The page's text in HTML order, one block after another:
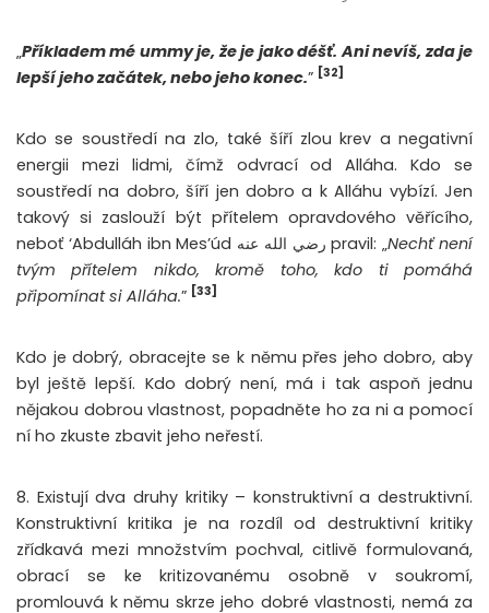
„Příkladem mé ummy je, že je jako déšť. Ani nevíš, zda je
lepší jeho začátek, nebo jeho konec.” [32]
Kdo se soustředí na zlo, také šíří zlou krev a negativní
energii mezi lidmi, čímž odvrací od Alláha. Kdo se
soustředí na dobro, šíří jen dobro a k Alláhu vybízí. Jen
takový si zaslouží být přítelem opravdového věřícího,
neboť ‘Abdulláh ibn Mes’úd رضي الله عنه pravil: „Nechť není
tvým přítelem nikdo, kromě toho, kdo ti pomáhá
připomínat si Alláha.” [33]
Kdo je dobrý, obracejte se k němu přes jeho dobro, aby
byl ještě lepší. Kdo dobrý není, má i tak aspoň jednu
nějakou dobrou vlastnost, popadněte ho za ni a pomocí
ní ho zkuste zbavit jeho neřestí.
8. Existují dva druhy kritiky – konstruktivní a destruktivní.
Konstruktivní kritika je na rozdíl od destruktivní kritiky
zřídkavá mezi množstvím pochval, citlivě formulovaná,
obrací se ke kritizovanému osobně v soukromí,
promlouvá k němu skrze jeho dobré vlastnosti, nemá za